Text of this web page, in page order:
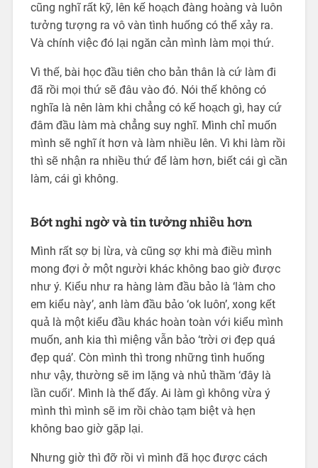
cũng nghĩ rất kỹ, lên kế hoạch đàng hoàng và luôn
tưởng tượng ra vô vàn tình huống có thể xảy ra.
Và chính việc đó lại ngăn cản mình làm mọi thứ.
Vì thế, bài học đầu tiên cho bản thân là cứ làm đi
đã rồi mọi thứ sẽ đâu vào đó. Nói thế không có
nghĩa là nên làm khi chẳng có kế hoạch gì, hay cứ
đâm đầu làm mà chẳng suy nghĩ. Mình chỉ muốn
mình sẽ nghĩ ít hơn và làm nhiều lên. Vì khi làm rồi
thì sẽ nhận ra nhiều thứ để làm hơn, biết cái gì cần
làm, cái gì không.
Bớt nghi ngờ và tin tưởng nhiều hơn
Mình rất sợ bị lừa, và cũng sợ khi mà điều mình
mong đợi ở một người khác không bao giờ được
như ý. Kiểu như ra hàng làm đầu bảo là ‘làm cho
em kiểu này’, anh làm đầu bảo ‘ok luôn’, xong kết
quả là một kiểu đầu khác hoàn toàn với kiểu mình
muốn, anh kia thì miệng vẫn bảo ‘trời ơi đẹp quá
đẹp quá’. Còn mình thì trong những tình huống
như vậy, thường sẽ im lặng và nhủ thầm ‘đây là
lần cuối’. Mình là thế đấy. Ai làm gì không vừa ý
mình thì mình sẽ im rồi chào tạm biệt và hẹn
không bao giờ gặp lại.
Nhưng giờ thì đỡ rồi vì mình đã học được cách